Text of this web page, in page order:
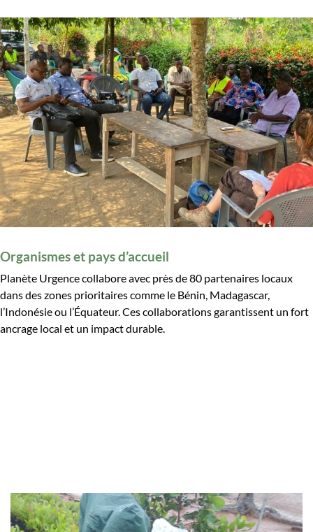
Organismes et pays d’accueil
Planète Urgence collabore avec près de 80 partenaires locaux
dans des zones prioritaires comme le Bénin, Madagascar,
l’Indonésie ou l’Équateur. Ces collaborations garantissent un fort
ancrage local et un impact durable.